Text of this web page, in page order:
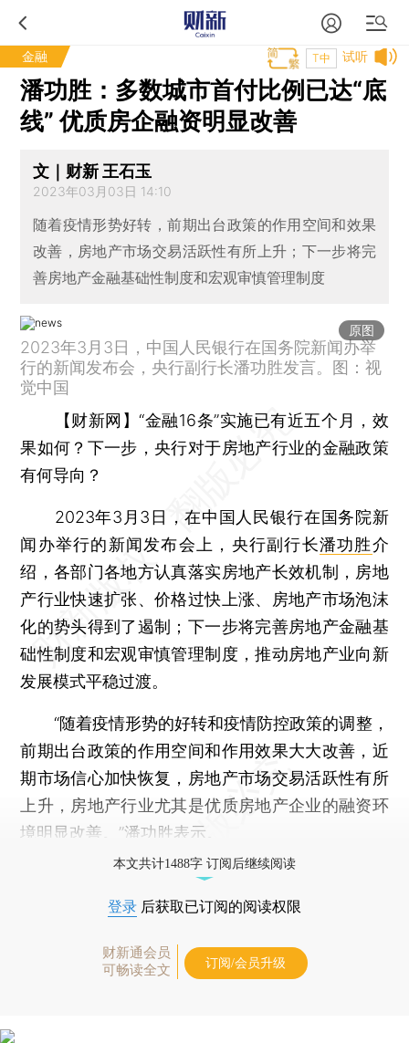
金融 试听
T中
潘功胜：多数城市首付比例已达“底
线” 优质房企融资明显改善
文｜财新 王石玉
2023年03月03日 14:10
随着疫情形势好转，前期出台政策的作用空间和效果
改善，房地产市场交易活跃性有所上升；下一步将完
善房地产金融基础性制度和宏观审慎管理制度
原图
2023年3月3日，中国人民银行在国务院新闻办举
行的新闻发布会，央行副行长潘功胜发言。图：视
觉中国
【财新网】“金融16条”实施已有近五个月，效
果如何？下一步，央行对于房地产行业的金融政策
有何导向？
2023年3月3日，在中国人民银行在国务院新
闻办举行的新闻发布会上，央行副行长潘功胜介
绍，各部门各地方认真落实房地产长效机制，房地
产行业快速扩张、价格过快上涨、房地产市场泡沫
化的势头得到了遏制；下一步将完善房地产金融基
础性制度和宏观审慎管理制度，推动房地产业向新
发展模式平稳过渡。
“随着疫情形势的好转和疫情防控政策的调整，
前期出台政策的作用空间和作用效果大大改善，近
期市场信心加快恢复，房地产市场交易活跃性有所
上升，房地产行业尤其是优质房地产企业的融资环
境明显改善。”潘功胜表示。
本文共计1488字 订阅后继续阅读
登录 后获取已订阅的阅读权限
财新通会员
可畅读全文
订阅/会员升级